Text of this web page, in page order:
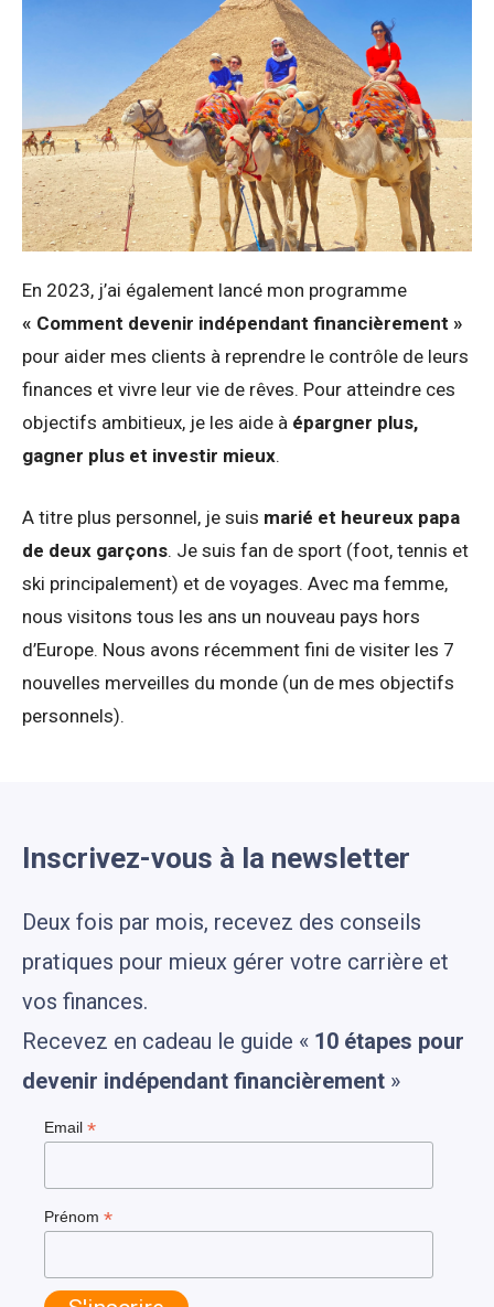
En 2023, j’ai également lancé mon programme
« Comment devenir indépendant financièrement »
pour aider mes clients à reprendre le contrôle de leurs
finances et vivre leur vie de rêves. Pour atteindre ces
objectifs ambitieux, je les aide à épargner plus,
gagner plus et investir mieux.
A titre plus personnel, je suis marié et heureux papa
de deux garçons. Je suis fan de sport (foot, tennis et
ski principalement) et de voyages. Avec ma femme,
nous visitons tous les ans un nouveau pays hors
d’Europe. Nous avons récemment fini de visiter les 7
nouvelles merveilles du monde (un de mes objectifs
personnels).
Inscrivez-vous à la newsletter
Deux fois par mois, recevez des conseils
pratiques pour mieux gérer votre carrière et
vos finances.
Recevez en cadeau le guide « 10 étapes pour
devenir indépendant financièrement »
Email *
Prénom *